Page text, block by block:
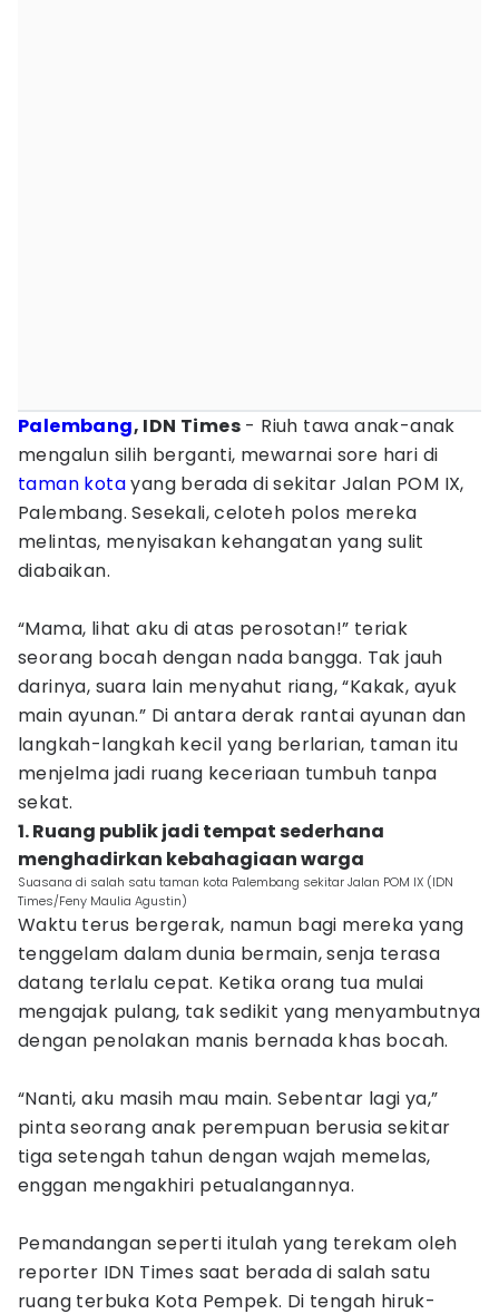
Palembang, IDN Times - Riuh tawa anak-anak
mengalun silih berganti, mewarnai sore hari di
taman kotayang berada di sekitar Jalan POM IX,
Palembang. Sesekali, celoteh polos mereka
melintas, menyisakan kehangatan yang sulit
diabaikan.
“Mama, lihat aku di atas perosotan!” teriak
seorang bocah dengan nada bangga. Tak jauh
darinya, suara lain menyahut riang, “Kakak, ayuk
main ayunan.” Di antara derak rantai ayunan dan
langkah-langkah kecil yang berlarian, taman itu
menjelma jadi ruang keceriaan tumbuh tanpa
sekat.
1. Ruang publik jadi tempat sederhana
menghadirkan kebahagiaan warga
Suasana di salah satu taman kota Palembang sekitar Jalan POM IX (IDN
Times/Feny Maulia Agustin)
Waktu terus bergerak, namun bagi mereka yang
tenggelam dalam dunia bermain, senja terasa
datang terlalu cepat. Ketika orang tua mulai
mengajak pulang, tak sedikit yang menyambutnya
dengan penolakan manis bernada khas bocah.
“Nanti, aku masih mau main. Sebentar lagi ya,”
pinta seorang anak perempuan berusia sekitar
tiga setengah tahun dengan wajah memelas,
enggan mengakhiri petualangannya.
Pemandangan seperti itulah yang terekam oleh
reporter IDN Times saat berada di salah satu
ruang terbuka Kota Pempek. Di tengah hiruk-